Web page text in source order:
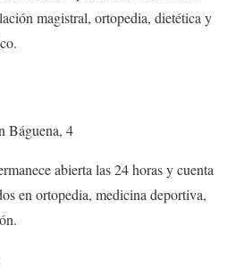
magistral, ortopedia, dietética y
Báguena, 4
abierta las 24 horas y cuenta
en ortopedia, medicina deportiva,